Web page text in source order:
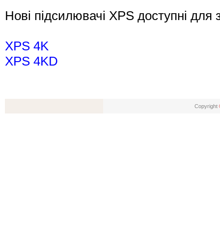
Нові підсилювачі XPS доступні
XPS 4K
XPS 4KD
Copyright